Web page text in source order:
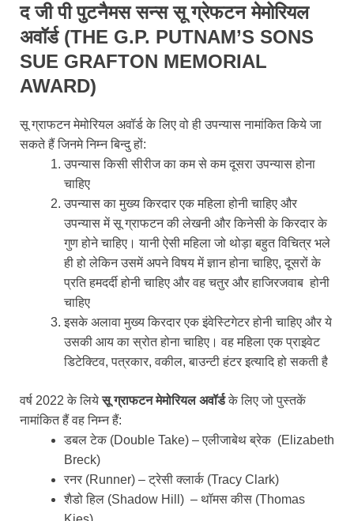
द जी पी पुटनैमस सन्स सू ग्रेफटन मेमोरियल
अवॉर्ड (THE G.P. PUTNAM’S SONS
SUE GRAFTON MEMORIAL
AWARD)
सू ग्राफटन मेमोरियल अवॉर्ड के लिए वो ही उपन्यास नामांकित किये जा
सकते हैं जिनमे निम्न बिन्दु हों:
उपन्यास किसी सीरीज का कम से कम दूसरा उपन्यास होना
चाहिए
उपन्यास का मुख्य किरदार एक महिला होनी चाहिए और
उपन्यास में सू ग्राफटन की लेखनी और किनेसी के किरदार के
गुण होने चाहिए। यानी ऐसी महिला जो थोड़ा बहुत विचित्र भले
ही हो लेकिन उसमें अपने विषय में ज्ञान होना चाहिए, दूसरों के
प्रति हमदर्दी होनी चाहिए और वह चतुर और हाजिरजवाब होनी
चाहिए
इसके अलावा मुख्य किरदार एक इंवेस्टिगेटर होनी चाहिए और ये
उसकी आय का स्रोत होना चाहिए। वह महिला एक प्राइवेट
डिटेक्टिव, पत्रकार, वकील, बाउन्टी हंटर इत्यादि हो सकती है
वर्ष 2022 के लियेसू ग्राफटन मेमोरियल अवॉर्डके लिए जो पुस्तकें
नामांकित हैं वह निम्न हैं:
डबल टेक (Double Take) – एलीजाबेथ ब्रेक (Elizabeth
Breck)
रनर (Runner) – ट्रेसी क्लार्क (Tracy Clark)
शैडो हिल (Shadow Hill) – थॉमस कीस (Thomas